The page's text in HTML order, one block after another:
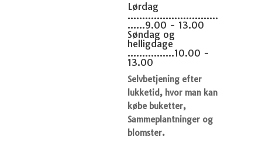
Lørdag
...............................
......9.00 - 13.00
Søndag og
helligdage
................10.00 -
13.00
Selvbetjening efter
lukketid, hvor man kan
købe buketter,
Sammeplantninger og
blomster.